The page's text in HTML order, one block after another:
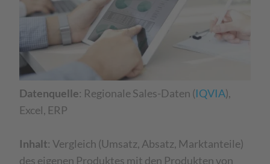
Datenquelle: Regionale Sales-Daten (IQVIA),
Excel, ERP ​
Inhalt: Vergleich (Umsatz, Absatz, Marktanteile)
des eigenen Produktes mit den Produkten von